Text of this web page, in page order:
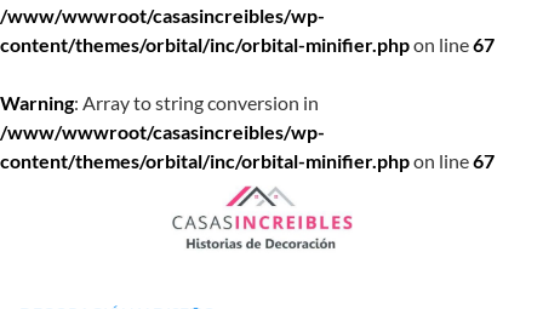
/www/wwwroot/casasincreibles/wp-
content/themes/orbital/inc/orbital-minifier.phpon line67
Warning: Array to string conversion in
/www/wwwroot/casasincreibles/wp-
content/themes/orbital/inc/orbital-minifier.phpon line67